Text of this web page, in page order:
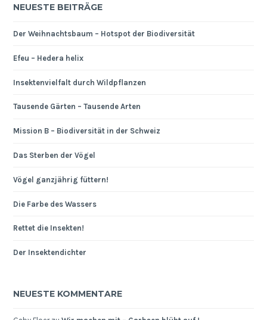
NEUESTE BEITRÄGE
Der Weihnachtsbaum – Hotspot der Biodiversität
Efeu – Hedera helix
Insektenvielfalt durch Wildpflanzen
Tausende Gärten – Tausende Arten
Mission B – Biodiversität in der Schweiz
Das Sterben der Vögel
Vögel ganzjährig füttern!
Die Farbe des Wassers
Rettet die Insekten!
Der Insektendichter
NEUESTE KOMMENTARE